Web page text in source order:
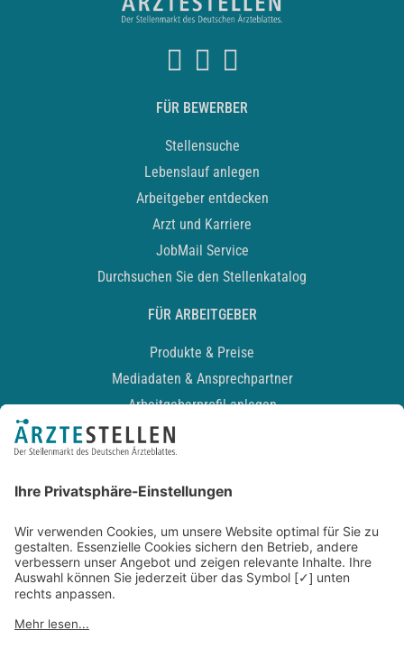
FÜR BEWERBER
Stellensuche
Lebenslauf anlegen
Arbeitgeber entdecken
Arzt und Karriere
JobMail Service
Durchsuchen Sie den Stellenkatalog
FÜR ARBEITGEBER
Produkte & Preise
Mediadaten & Ansprechpartner
Arbeitgeberprofil anlegen
Recruiting-Podcast
Kontakt
Datenschutz
Newsletter